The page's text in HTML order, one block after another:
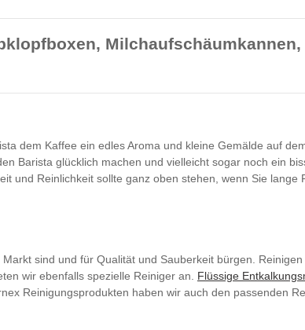
dem Kaffee ein edles Aroma und kleine Gemälde auf
Barista glücklich machen und vielleicht sogar noch ein
und Reinlichkeit sollte ganz oben stehen, wenn Sie
sind und für Qualität und Sauberkeit bürgen.
wir ebenfalls spezielle Reiniger an. Flüssige
Reinigungsprodukten haben wir auch den passenden